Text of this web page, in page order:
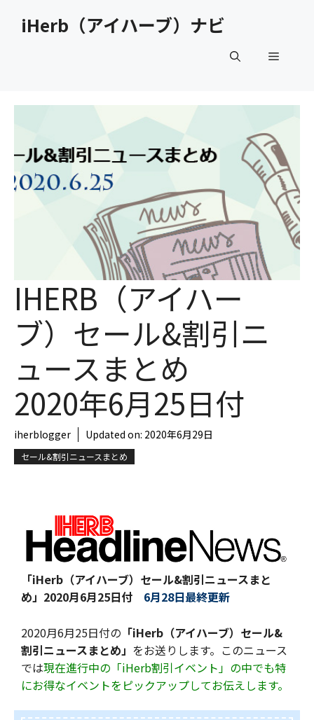
iHerb（アイハーブ）ナビ
メ
ー
IHERB（アイハー
ブ）セール&割引ニ
ュースまとめ
2020年6月25日付
iherblogger Updated on: 2020年6月29日
セール&割引ニュースまとめ
「iHerb（アイハーブ）セール&割引ニュースまと
め」 2020月6月25日付 6月28日最終更新
2020月6月25日付の 「iHerb（アイハーブ）セール&
割引ニュースまとめ」 をお送りします。このニュース
では現在進行中の「iHerb割引イベント」の中でも特
にお得なイベントをピックアップしてお伝えします。